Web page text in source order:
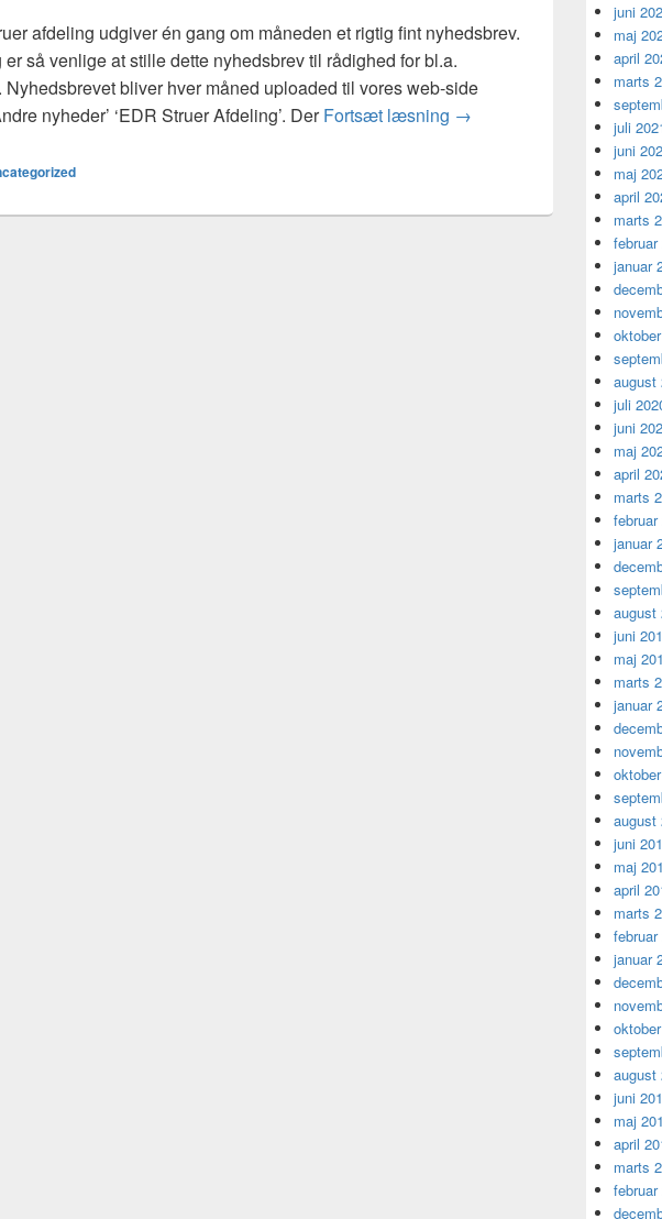
afdeling udgiver én gang om måneden et rigtig fint nyhedsbrev.
så venlige at stille dette nyhedsbrev til rådighed for bl.a.
Nyhedsbrevet bliver hver måned uploaded til vores web-side
nyheder’ ‘EDR Struer Afdeling’. DerFortsæt læsning Se engang ! Godt
→
juni
maj
april
marts
juli
juni
maj
april
marts
februar
januar
august
juli
juni
maj
april
marts
februar
januar
august
juni
maj
marts
januar
august
juni
maj
april
marts
februar
januar
august
juni
maj
april
marts
februar